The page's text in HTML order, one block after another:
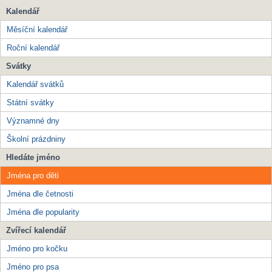
Kalendář
Měsíční kalendář
Roční kalendář
Svátky
Kalendář svátků
Státní svátky
Významné dny
Školní prázdniny
Hledáte jméno
Jména pro děti
Jména dle četnosti
Jména dle popularity
Zvířecí kalendář
Jméno pro kočku
Jméno pro psa